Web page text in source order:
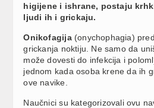
higijene i ishrane, postaju
ljudi ih i grickaju.
Onikofagija(onychophagia)
grickanja noktiju. Ne samo da
može dovesti do infekcija i
jednom kada osoba krene da ih
ove navike.
Naučnici su kategorizovali ovu